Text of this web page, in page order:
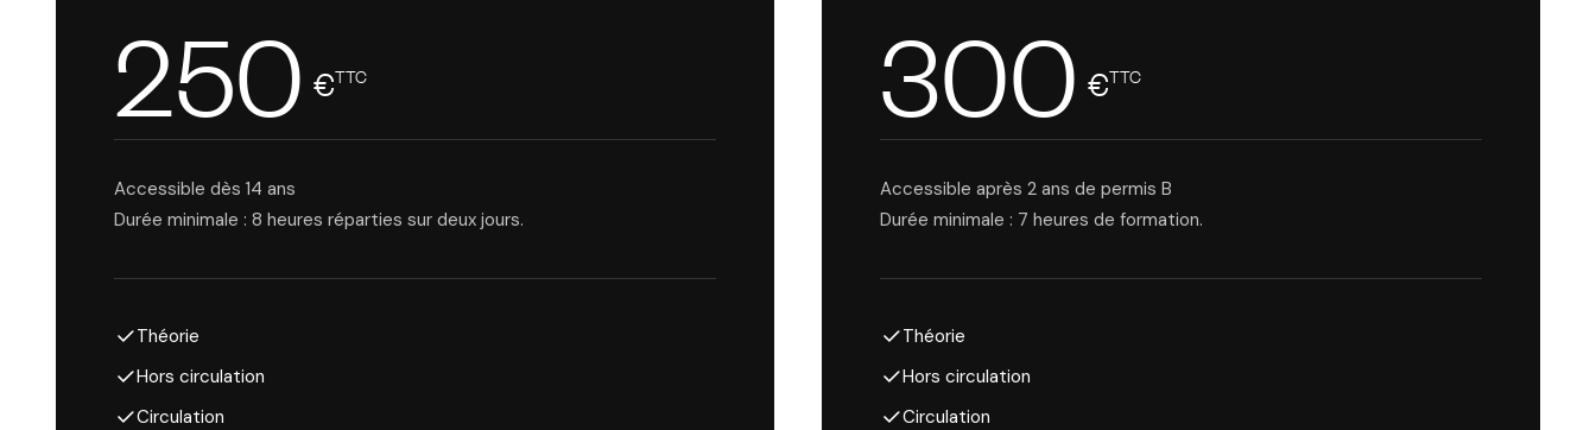
250€TTC
Accessible dès 14 ans
Durée minimale : 8 heures réparties sur deux jours.
Théorie
Hors circulation
Circulation
300€TTC
Accessible après 2 ans de permis B
Durée minimale : 7 heures de formation.
Théorie
Hors circulation
Circulation